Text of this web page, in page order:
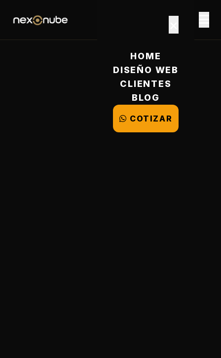
HOME
DISEÑO WEB
CLIENTES
BLOG
COTIZAR